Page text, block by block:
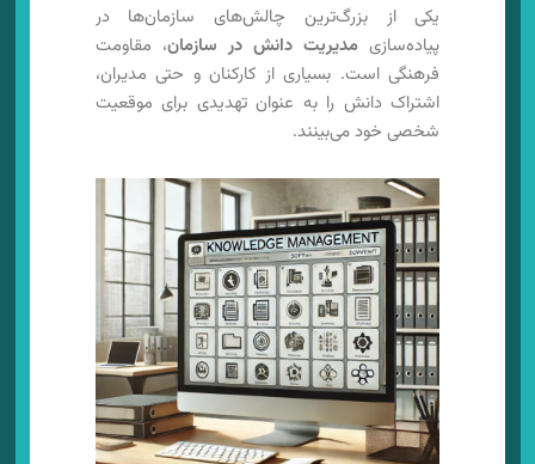
یکی از بزرگ‌ترین چالش‌های سازمان‌ها در
پیاده‌سازی مدیریت دانش در سازمان، مقاومت
فرهنگی است. بسیاری از کارکنان و حتی مدیران،
اشتراک دانش را به عنوان تهدیدی برای موقعیت
شخصی خود می‌بینند.